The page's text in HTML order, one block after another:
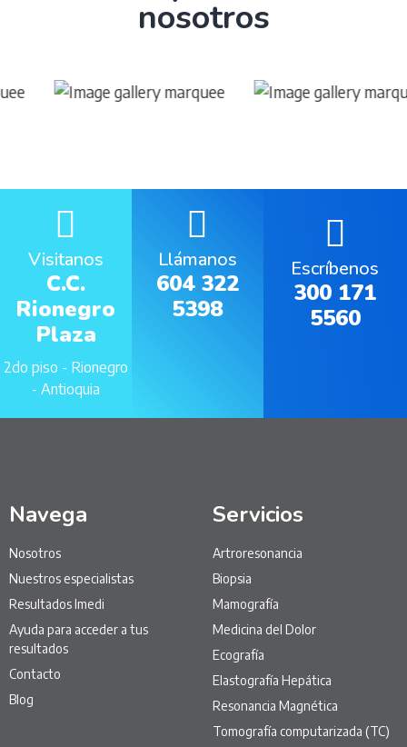
nosotros
Visitanos
C.C.
Rionegro
Plaza
2do piso - Rionegro
- Antioquia
Llámanos
604 322
5398
Escríbenos
300 171
5560
Navega
Nosotros
Nuestros especialistas
Resultados Imedi
Ayuda para acceder a tus
resultados
Contacto
Blog
Servicios
Artroresonancia
Biopsia
Mamografía
Medicina del Dolor
Ecografía
Elastografía Hepática
Resonancia Magnética
Tomografía computarizada (TC)